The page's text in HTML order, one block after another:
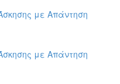
με Απάντηση
με Απάντηση